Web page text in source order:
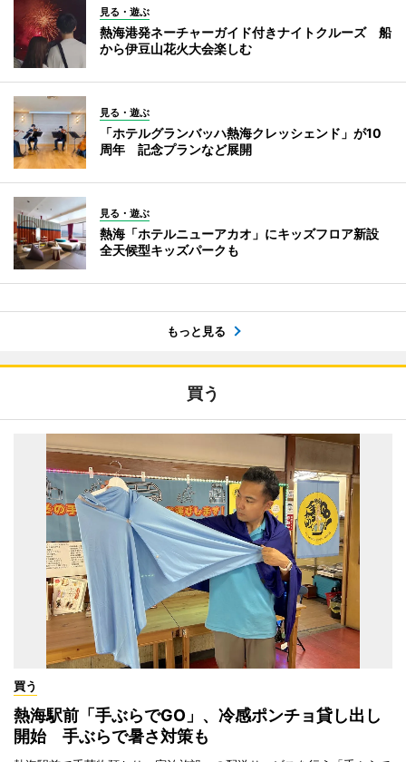
見る・遊ぶ
熱海港発ネーチャーガイド付きナイトクルーズ 船
から伊豆山花火大会楽しむ
見る・遊ぶ
「ホテルグランバッハ熱海クレッシェンド」が10
周年 記念プランなど展開
見る・遊ぶ
熱海「ホテルニューアカオ」にキッズフロア新設
全天候型キッズパークも
もっと見る
買う
買う
熱海駅前「手ぶらでGO」、冷感ポンチョ貸し出し
開始 手ぶらで暑さ対策も